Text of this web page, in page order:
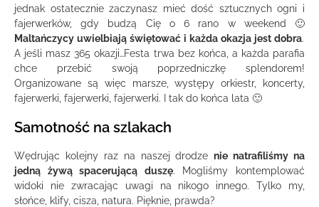
jednak ostatecznie zaczynasz mieć dość sztucznych ogni i
fajerwerków, gdy budzą Cię o 6 rano w weekend 🙂
Maltańczycy uwielbiają świętować i każda okazja jest dobra.
A jeśli masz 365 okazji…Festa trwa bez końca, a każda parafia
chce przebić swoją poprzedniczkę splendorem!
Organizowane są więc marsze, występy orkiestr, koncerty,
fajerwerki, fajerwerki, fajerwerki. I tak do końca lata 🙂
Samotność na szlakach
Wędrując kolejny raz na naszej drodzenie natrafiliśmy na
jedną żywą spacerującą duszę. Mogliśmy kontemplować
widoki nie zwracając uwagi na nikogo innego. Tylko my,
słońce, klify, cisza, natura. Pięknie, prawda?